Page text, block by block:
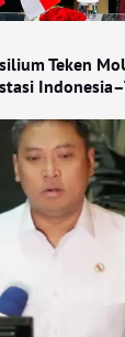
Teken